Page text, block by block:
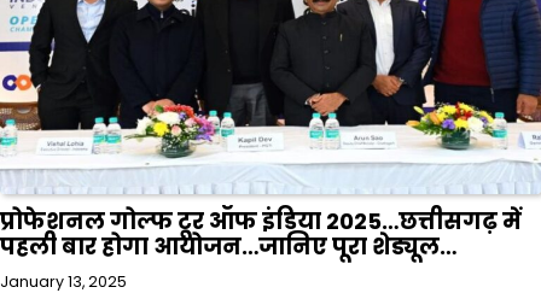
प्रोफेशनल गोल्फ टूर ऑफ इंडिया 2025…छत्तीसगढ़ में
पहली बार होगा आयोजन…जानिए पूरा शेड्यूल…
January 13, 2025